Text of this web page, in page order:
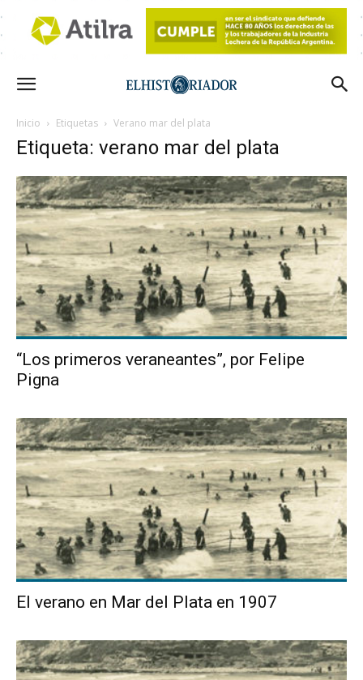
Inicio Etiquetas Verano mar del plata
Etiqueta: verano mar del plata
“Los primeros veraneantes”, por Felipe
Pigna
El verano en Mar del Plata en 1907